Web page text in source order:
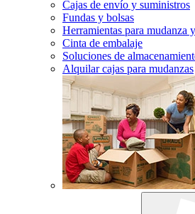
Cajas de envío y suministros
Fundas y bolsas
Herramientas para mudanza
Cinta de embalaje
Soluciones de
Alquilar cajas para mudanzas